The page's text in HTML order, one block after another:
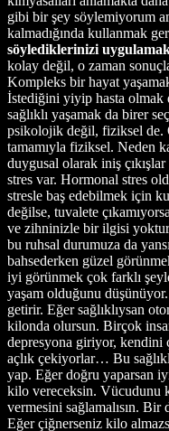
gibi bir şey söylemiyorum
kalmadığında kullanmak
söylediklerinizi
kolay değil, o zaman
Kompleks bir hayat
İstediğini yiyip hasta olmak
sağlıklı yaşamak da birer
psikolojik değil, fiziksel de.
tamamıyla fiziksel. Neden
duygusal olarak iniş
stres var. Hormonal stres
stresle baş edebilmek için
değilse, tuvalete
ve zihninizle bir ilgisi
bu ruhsal durumuza da
bahsederken güzel
iyi görünmek çok farklı
yaşam olduğunu düşünüyor.
getirir. Eğer sağlıklıysan
kilonda olursun. Birçok
depresyona giriyor, kendini
açlık çekiyorlar… Bu
yap. Eğer doğru yaparsan
kilo vereceksin. Vücudunu
vermesini sağlamalısın.
Eğer çiğnerseniz kilo